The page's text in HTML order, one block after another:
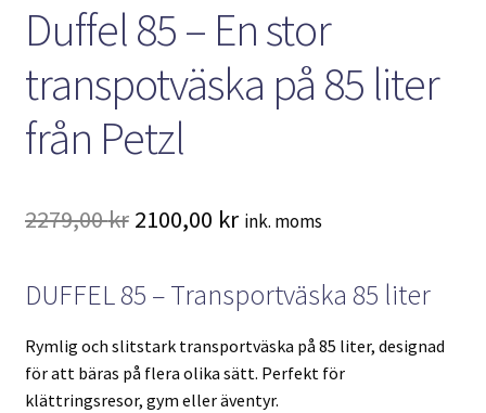
Duffel 85 – En stor
transpotväska på 85 liter
från Petzl
2279,00kr Det
priset
var:
2279,00 kr.
2100,00 krDet
priset
är:
2100,00 kr.
ink. moms
DUFFEL 85 – Transportväska 85 liter
Rymlig och slitstark transportväska på 85 liter, designad
för att bäras på flera olika sätt. Perfekt för
klättringsresor, gym eller äventyr.